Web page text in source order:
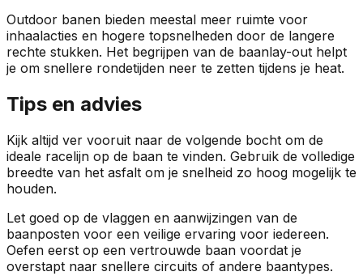
Outdoor banen bieden meestal meer ruimte voor
inhaalacties en hogere topsnelheden door de langere
rechte stukken. Het begrijpen van de baanlay-out helpt
je om snellere rondetijden neer te zetten tijdens je heat.
Tips en advies
Kijk altijd ver vooruit naar de volgende bocht om de
ideale racelijn op de baan te vinden. Gebruik de volledige
breedte van het asfalt om je snelheid zo hoog mogelijk te
houden.
Let goed op de vlaggen en aanwijzingen van de
baanposten voor een veilige ervaring voor iedereen.
Oefen eerst op een vertrouwde baan voordat je
overstapt naar snellere circuits of andere baantypes.